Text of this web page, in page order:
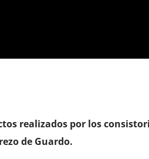
realizados por los
de Guardo.